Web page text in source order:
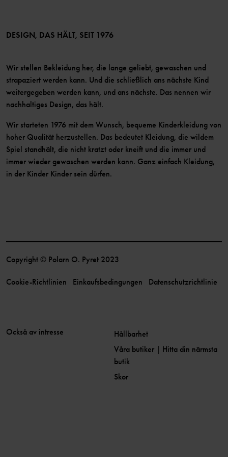
Mitglied werden
DESIGN, DAS HÄLT, SEIT 1976
Wir stellen Bekleidung her, die lange geliebt, gewaschen und
strapaziert werden kann. Und die schließlich ans nächste Kind
weitergegeben werden kann, und ans nächste. Das nennen wir
nachhaltiges Design, das hält.
Wir starteten 1976 mit dem Wunsch, bequeme Kinderkleidung von
hoher Qualität herzustellen. Das bedeutet Kleidung, die wildem
Spiel standhält, die nicht kratzt oder kneift und die immer und
immer wieder gewaschen werden kann. Ganz einfach Kleidung,
in der Kinder Kinder sein dürfen.
Copyright © Polarn O. Pyret 2023
Cookie-Richtlinien Einkaufsbedingungen Datenschutzrichtlinie
Också av intresse
Hållbarhet
Våra butiker | Hitta din närmsta
butik
Skor